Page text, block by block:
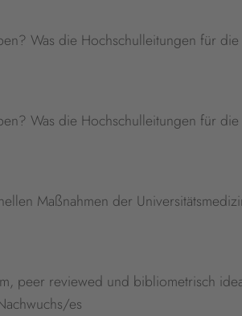
Was die Hochschulleitungen für
Was die Hochschulleitungen für
Maßnahmen der
peer reviewed und bibliometrisch
es